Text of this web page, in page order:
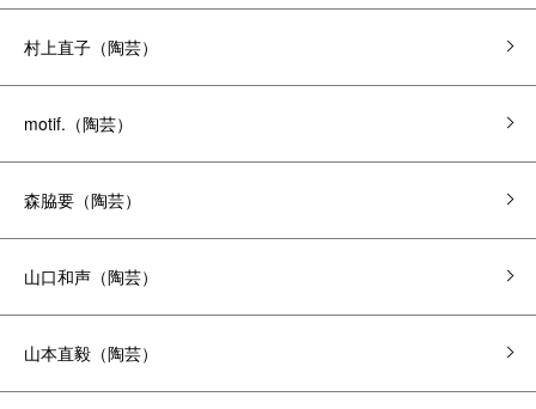
村上直子（陶芸）
motif.（陶芸）
森脇要（陶芸）
山口和声（陶芸）
山本直毅（陶芸）